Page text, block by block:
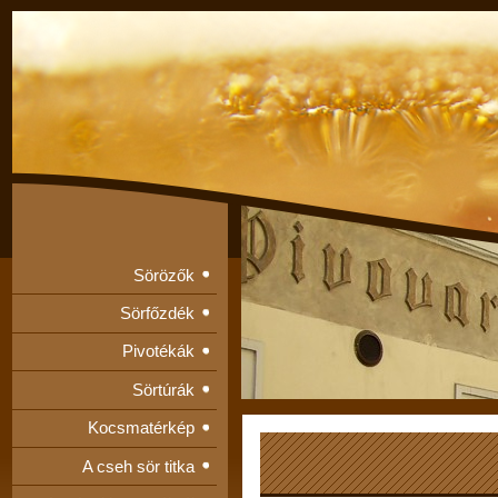
Sörözők
Sörfőzdék
Pivotékák
Sörtúrák
Kocsmatérkép
A cseh sör titka